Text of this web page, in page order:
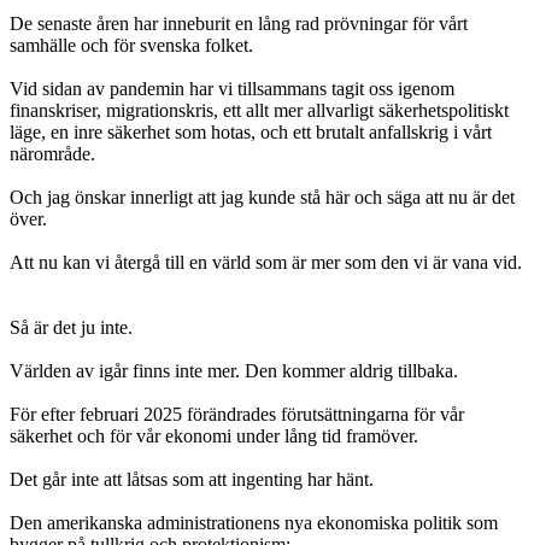
De senaste åren har inneburit en lång rad prövningar för vårt
samhälle och för svenska folket.
Vid sidan av pandemin har vi tillsammans tagit oss igenom
finanskriser, migrationskris, ett allt mer allvarligt säkerhetspolitiskt
läge, en inre säkerhet som hotas, och ett brutalt anfallskrig i vårt
närområde.
Och jag önskar innerligt att jag kunde stå här och säga att nu är det
över.
Att nu kan vi återgå till en värld som är mer som den vi är vana vid.
Så är det ju inte.
Världen av igår finns inte mer. Den kommer aldrig tillbaka.
För efter februari 2025 förändrades förutsättningarna för vår
säkerhet och för vår ekonomi under lång tid framöver.
Det går inte att låtsas som att ingenting har hänt.
Den amerikanska administrationens nya ekonomiska politik som